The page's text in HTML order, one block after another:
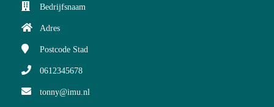
Bedrijfsnaam
Adres
Postcode Stad
0612345678
tonny@imu.nl